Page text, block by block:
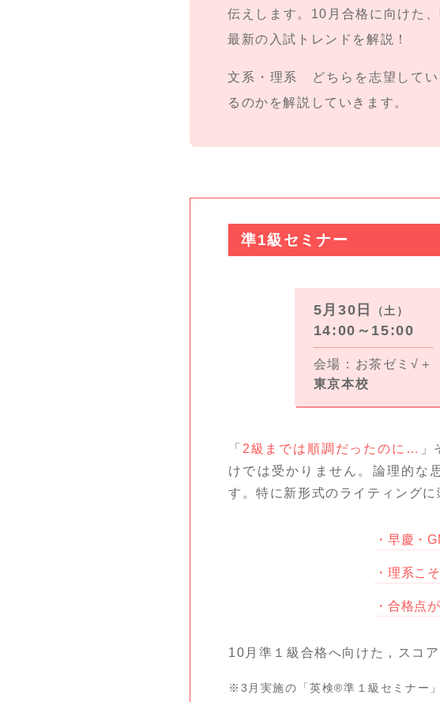
伝えします。10月合格に向けた
最新の入試トレンドを解説！
文系・理系 どちらを志望してい
るのかを解説していきます。
準1級セミナー
5月30日 （土）
14:00～15:00
会場：お茶ゼミ√＋
東京本校
「 2級までは順調だったのに…
けでは受かりません。論理的な
す。特に新形式のライティング
早慶・
理系こ
合格点
10月準１級合格へ向けた，スコ
※3月実施の「英検®準１級セミナー